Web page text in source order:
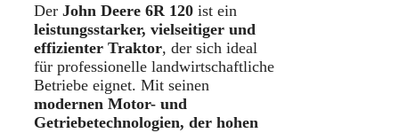
Der John Deere 6R 120 ist ein
leistungsstarker, vielseitiger und
effizienter Traktor, der sich ideal
für professionelle landwirtschaftliche
Betriebe eignet. Mit seinen
modernen Motor- und
Getriebetechnologien, der hohen